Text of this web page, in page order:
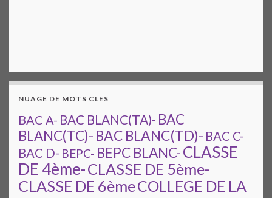
NUAGE DE MOTS CLES
BAC A- BAC BLANC(TA)- BAC
BLANC(TC)- BAC BLANC(TD)- BAC C-
BAC D- BEPC- BEPC BLANC-CLASSE
DE 4ème-CLASSE DE 5ème-
CLASSE DE 6èmeCOLLEGE DE LA